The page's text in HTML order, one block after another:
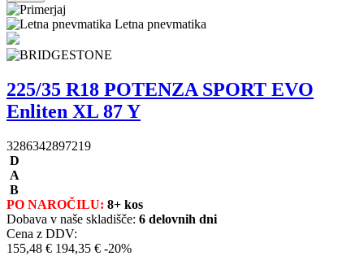
Letna pnevmatika
225/35 R18 POTENZA SPORT EVO
Enliten XL 87 Y
3286342897219
D
A
B
PO NAROČILU: 8+ kos
Dobava v naše skladišče: 6 delovnih dni
Cena z DDV:
155,48 € 194,35 € -20%